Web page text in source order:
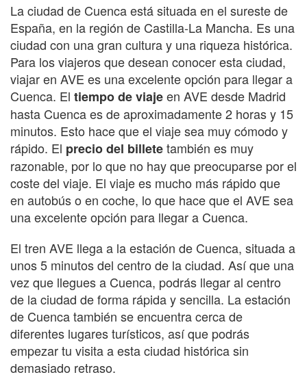
La ciudad de Cuenca está situada en el sureste de
España, en la región de Castilla-La Mancha. Es una
ciudad con una gran cultura y una riqueza histórica.
Para los viajeros que desean conocer esta ciudad,
viajar en AVE es una excelente opción para llegar a
Cuenca. El tiempo de viajeen AVE desde Madrid
hasta Cuenca es de aproximadamente 2 horas y 15
minutos. Esto hace que el viaje sea muy cómodo y
rápido. El precio del billetetambién es muy
razonable, por lo que no hay que preocuparse por el
coste del viaje. El viaje es mucho más rápido que
en autobús o en coche, lo que hace que el AVE sea
una excelente opción para llegar a Cuenca.
El tren AVE llega a la estación de Cuenca, situada a
unos 5 minutos del centro de la ciudad. Así que una
vez que llegues a Cuenca, podrás llegar al centro
de la ciudad de forma rápida y sencilla. La estación
de Cuenca también se encuentra cerca de
diferentes lugares turísticos, así que podrás
empezar tu visita a esta ciudad histórica sin
demasiado retraso.